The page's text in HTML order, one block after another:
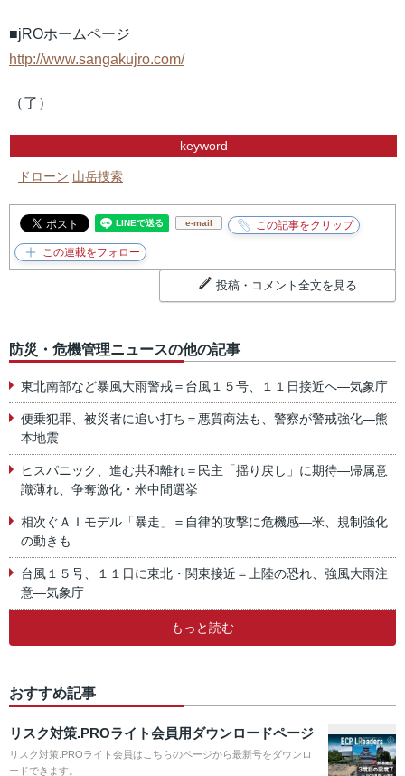
■jROホームページ
http://www.sangakujro.com/
（了）
keyword
ドローン 山岳捜索
e-mail
投稿・コメント全文を見る
防災・危機管理ニュースの他の記事
東北南部など暴風大雨警戒＝台風１５号、１１日接近へ―気象庁
便乗犯罪、被災者に追い打ち＝悪質商法も、警察が警戒強化―熊
本地震
ヒスパニック、進む共和離れ＝民主「揺り戻し」に期待―帰属意
識薄れ、争奪激化・米中間選挙
相次ぐＡＩモデル「暴走」＝自律的攻撃に危機感―米、規制強化
の動きも
台風１５号、１１日に東北・関東接近＝上陸の恐れ、強風大雨注
意―気象庁
もっと読む
おすすめ記事
リスク対策.PROライト会員用ダウンロードページ
リスク対策.PROライト会員はこちらのページから最新号をダウンロ
ードできます。